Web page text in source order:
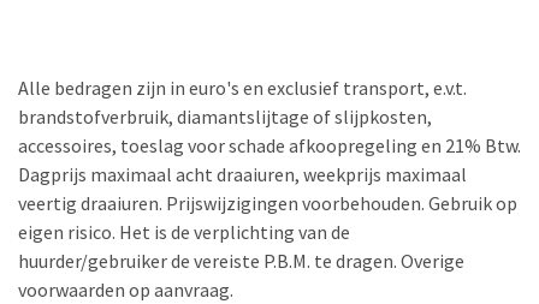
Alle bedragen zijn in euro's en exclusief transport, e.v.t.
brandstofverbruik, diamantslijtage of slijpkosten,
accessoires, toeslag voor schade afkoopregeling en 21% Btw.
Dagprijs maximaal acht draaiuren, weekprijs maximaal
veertig draaiuren. Prijswijzigingen voorbehouden. Gebruik op
eigen risico. Het is de verplichting van de
huurder/gebruiker de vereiste P.B.M. te dragen. Overige
voorwaarden op aanvraag.